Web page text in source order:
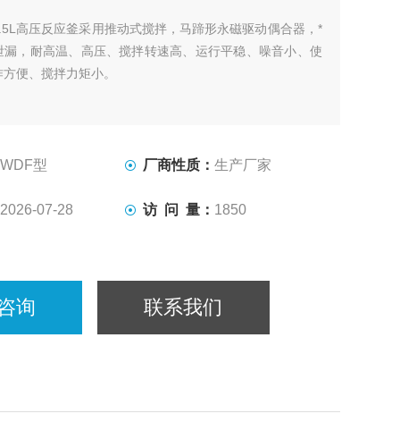
高压反应釜采用推动式搅拌，马蹄形永磁驱动偶合器，*
漏，耐高温、高压、搅拌转速高、运行平稳、噪音小、使
便、搅拌力矩小。
WDF型 厂商性质：生产厂家
2026-07-28 访 问 量： 1850
询 联系我们